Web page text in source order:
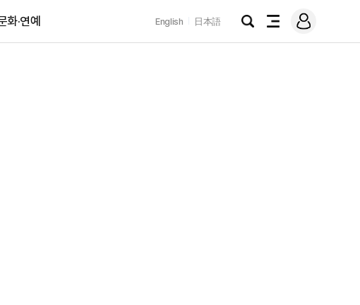
화·연예 English 日本語
검
전
메
그